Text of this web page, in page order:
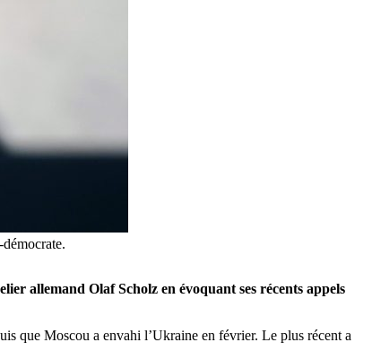
allemand Olaf Scholz en évoquant ses récents appels
que Moscou a envahi l’Ukraine en février. Le plus récent a